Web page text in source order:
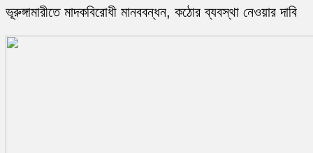
ভূরুঙ্গামারীতে মাদকবিরোধী মানববন্ধন, কঠোর ব্যবস্থা নেওয়ার দাবি